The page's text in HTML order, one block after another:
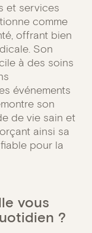
et services
comme
offrant bien
Son
à des soins
événements
son
de vie sain et
ainsi sa
pour la
vous
?